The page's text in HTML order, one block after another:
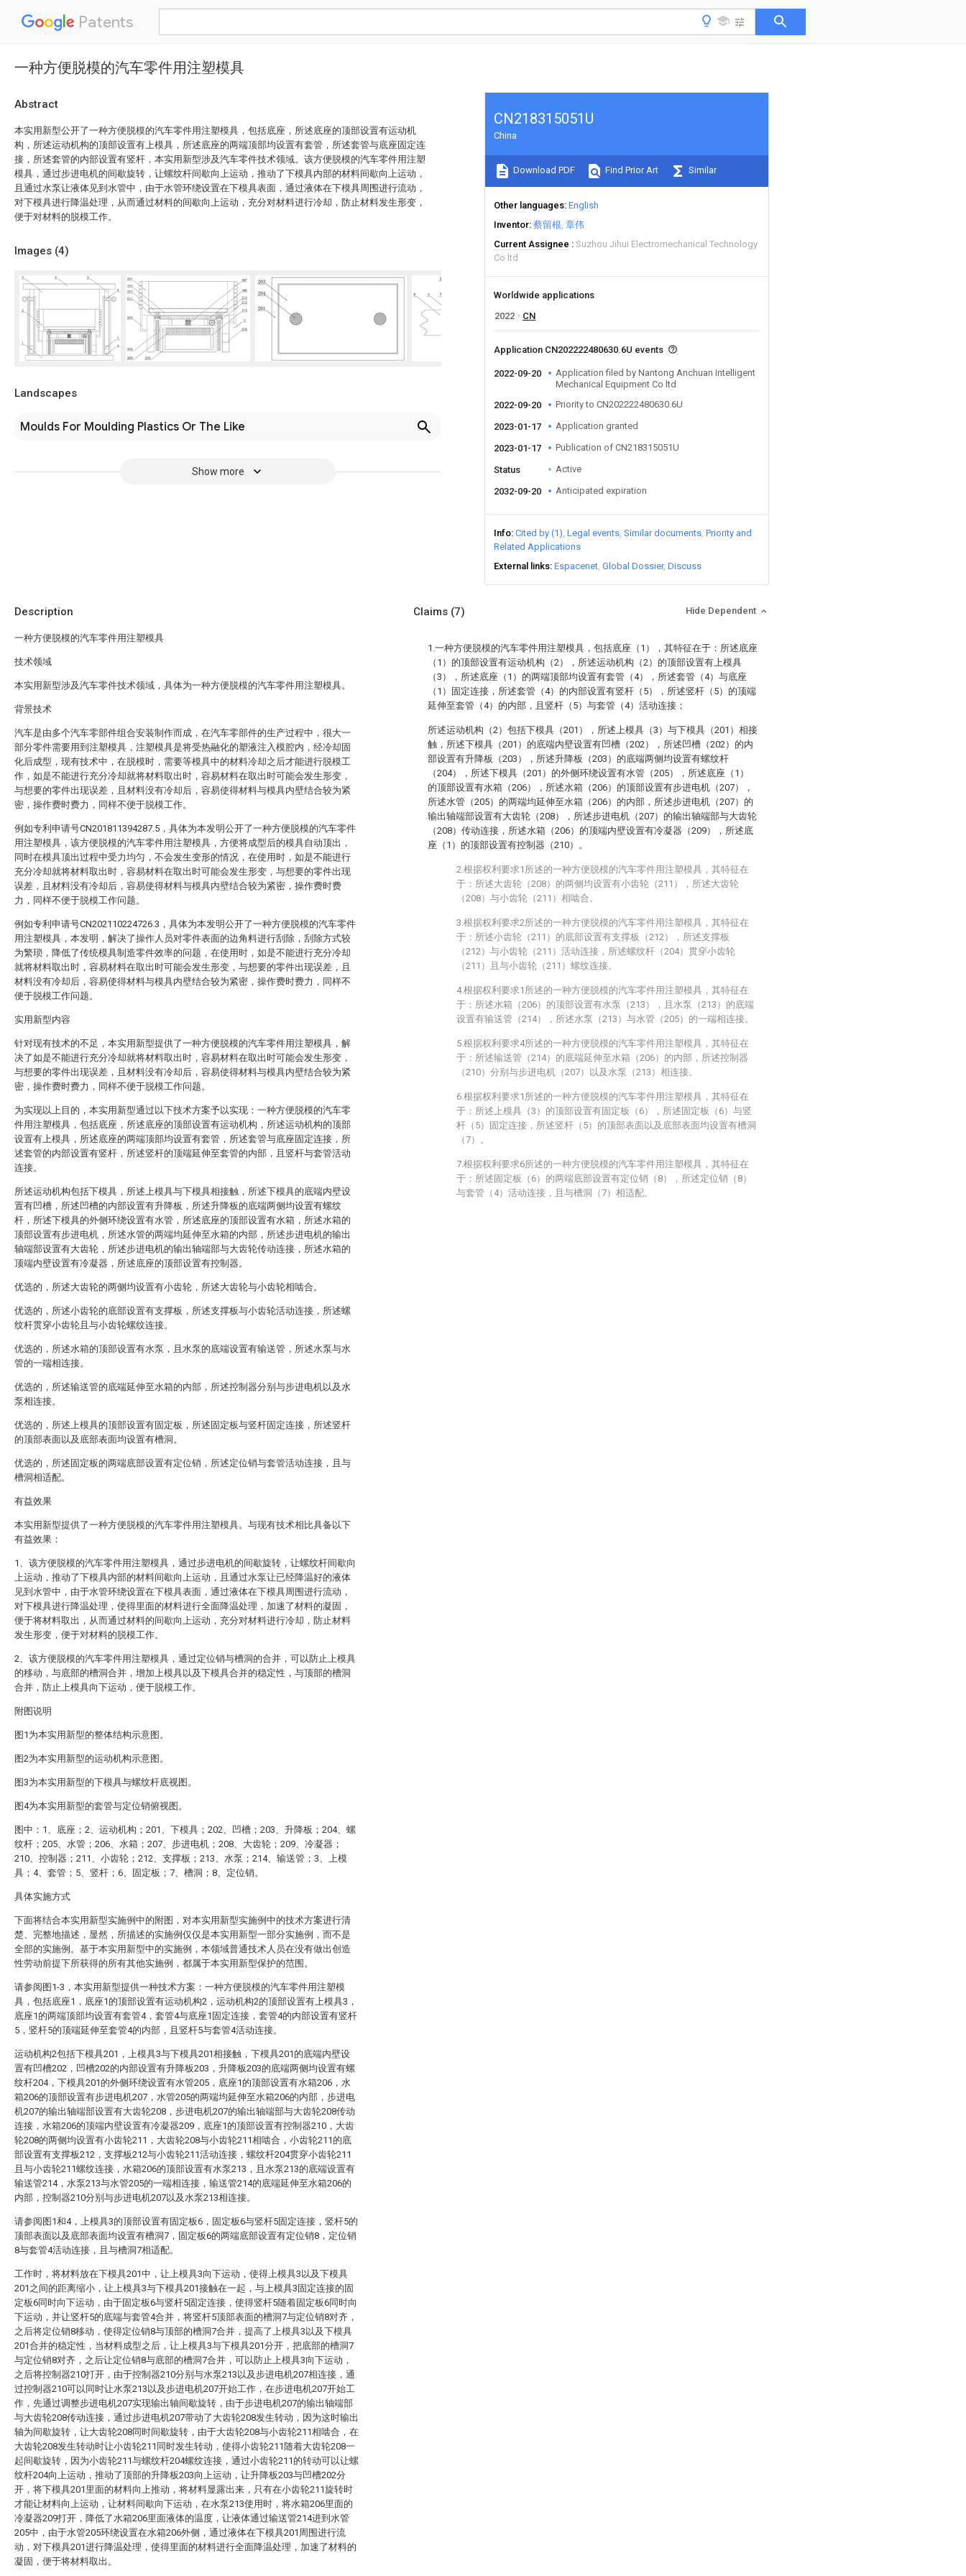
Patents
一种方便脱模的汽车零件用注塑模具
Abstract
本实用新型公开了一种方便脱模的汽车零件用注塑模具，包括底座，所述底座的顶部设置有运动机
构，所述运动机构的顶部设置有上模具，所述底座的两端顶部均设置有套管，所述套管与底座固定连
接，所述套管的内部设置有竖杆，本实用新型涉及汽车零件技术领域。该方便脱模的汽车零件用注塑
模具，通过步进电机的间歇旋转，让螺纹杆间歇向上运动，推动了下模具内部的材料间歇向上运动，
且通过水泵让液体见到水管中，由于水管环绕设置在下模具表面，通过液体在下模具周围进行流动，
对下模具进行降温处理，从而通过材料的间歇向上运动，充分对材料进行冷却，防止材料发生形变，
便于对材料的脱模工作。
Images (4)
Landscapes
Moulds For Moulding Plastics Or The Like
Show more
CN218315051U
China
Download PDF Find Prior Art Similar
Other languages English
Inventor 蔡留根 章伟
Current Assignee
Suzhou Jihui Electromechanical Technology
Co ltd
Worldwide applications
2022
CN
Application CN202222480630.6U events
2022-09-20
Application filed by Nantong Anchuan Intelligent
Mechanical Equipment Co ltd
2022-09-20
Priority to CN202222480630.6U
2023-01-17 Application granted
2023-01-17 Publication of CN218315051U
Status Active
2032-09-20 Anticipated expiration
Info Cited by (1) Legal events Similar documents Priority and
Related Applications
External links Espacenet Global Dossier Discuss
Description
一种方便脱模的汽车零件用注塑模具
技术领域
本实用新型涉及汽车零件技术领域，具体为一种方便脱模的汽车零件用注塑模具。
背景技术
汽车是由多个汽车零部件组合安装制作而成，在汽车零部件的生产过程中，很大一
部分零件需要用到注塑模具，注塑模具是将受热融化的塑液注入模腔内，经冷却固
化后成型，现有技术中，在脱模时，需要等模具中的材料冷却之后才能进行脱模工
作，如是不能进行充分冷却就将材料取出时，容易材料在取出时可能会发生形变，
与想要的零件出现误差，且材料没有冷却后，容易使得材料与模具内壁结合较为紧
密，操作费时费力，同样不便于脱模工作。
例如专利申请号CN201811394287.5，具体为本发明公开了一种方便脱模的汽车零件
用注塑模具，该方便脱模的汽车零件用注塑模具，方便将成型后的模具自动顶出，
同时在模具顶出过程中受力均匀，不会发生变形的情况，在使用时，如是不能进行
充分冷却就将材料取出时，容易材料在取出时可能会发生形变，与想要的零件出现
误差，且材料没有冷却后，容易使得材料与模具内壁结合较为紧密，操作费时费
力，同样不便于脱模工作问题。
例如专利申请号CN202110224726.3，具体为本发明公开了一种方便脱模的汽车零件
用注塑模具，本发明，解决了操作人员对零件表面的边角料进行刮除，刮除方式较
为繁琐，降低了传统模具制造零件效率的问题，在使用时，如是不能进行充分冷却
就将材料取出时，容易材料在取出时可能会发生形变，与想要的零件出现误差，且
材料没有冷却后，容易使得材料与模具内壁结合较为紧密，操作费时费力，同样不
便于脱模工作问题。
实用新型内容
针对现有技术的不足，本实用新型提供了一种方便脱模的汽车零件用注塑模具，解
决了如是不能进行充分冷却就将材料取出时，容易材料在取出时可能会发生形变，
与想要的零件出现误差，且材料没有冷却后，容易使得材料与模具内壁结合较为紧
密，操作费时费力，同样不便于脱模工作问题。
为实现以上目的，本实用新型通过以下技术方案予以实现：一种方便脱模的汽车零
件用注塑模具，包括底座，所述底座的顶部设置有运动机构，所述运动机构的顶部
设置有上模具，所述底座的两端顶部均设置有套管，所述套管与底座固定连接，所
述套管的内部设置有竖杆，所述竖杆的顶端延伸至套管的内部，且竖杆与套管活动
连接。
所述运动机构包括下模具，所述上模具与下模具相接触，所述下模具的底端内壁设
置有凹槽，所述凹槽的内部设置有升降板，所述升降板的底端两侧均设置有螺纹
杆，所述下模具的外侧环绕设置有水管，所述底座的顶部设置有水箱，所述水箱的
顶部设置有步进电机，所述水管的两端均延伸至水箱的内部，所述步进电机的输出
轴端部设置有大齿轮，所述步进电机的输出轴端部与大齿轮传动连接，所述水箱的
顶端内壁设置有冷凝器，所述底座的顶部设置有控制器。
优选的，所述大齿轮的两侧均设置有小齿轮，所述大齿轮与小齿轮相啮合。
优选的，所述小齿轮的底部设置有支撑板，所述支撑板与小齿轮活动连接，所述螺
纹杆贯穿小齿轮且与小齿轮螺纹连接。
优选的，所述水箱的顶部设置有水泵，且水泵的底端设置有输送管，所述水泵与水
管的一端相连接。
优选的，所述输送管的底端延伸至水箱的内部，所述控制器分别与步进电机以及水
泵相连接。
优选的，所述上模具的顶部设置有固定板，所述固定板与竖杆固定连接，所述竖杆
的顶部表面以及底部表面均设置有槽洞。
优选的，所述固定板的两端底部设置有定位销，所述定位销与套管活动连接，且与
槽洞相适配。
有益效果
本实用新型提供了一种方便脱模的汽车零件用注塑模具。与现有技术相比具备以下
有益效果：
1、该方便脱模的汽车零件用注塑模具，通过步进电机的间歇旋转，让螺纹杆间歇向
上运动，推动了下模具内部的材料间歇向上运动，且通过水泵让已经降温好的液体
见到水管中，由于水管环绕设置在下模具表面，通过液体在下模具周围进行流动，
对下模具进行降温处理，使得里面的材料进行全面降温处理，加速了材料的凝固，
便于将材料取出，从而通过材料的间歇向上运动，充分对材料进行冷却，防止材料
发生形变，便于对材料的脱模工作。
2、该方便脱模的汽车零件用注塑模具，通过定位销与槽洞的合并，可以防止上模具
的移动，与底部的槽洞合并，增加上模具以及下模具合并的稳定性，与顶部的槽洞
合并，防止上模具向下运动，便于脱模工作。
附图说明
图1为本实用新型的整体结构示意图。
图2为本实用新型的运动机构示意图。
图3为本实用新型的下模具与螺纹杆底视图。
图4为本实用新型的套管与定位销俯视图。
图中：1、底座；2、运动机构；201、下模具；202、凹槽；203、升降板；204、螺
纹杆；205、水管；206、水箱；207、步进电机；208、大齿轮；209、冷凝器；
210、控制器；211、小齿轮；212、支撑板；213、水泵；214、输送管；3、上模
具；4、套管；5、竖杆；6、固定板；7、槽洞；8、定位销。
具体实施方式
下面将结合本实用新型实施例中的附图，对本实用新型实施例中的技术方案进行清
楚、完整地描述，显然，所描述的实施例仅仅是本实用新型一部分实施例，而不是
全部的实施例。基于本实用新型中的实施例，本领域普通技术人员在没有做出创造
性劳动前提下所获得的所有其他实施例，都属于本实用新型保护的范围。
请参阅图1-3，本实用新型提供一种技术方案：一种方便脱模的汽车零件用注塑模
具，包括底座1，底座1的顶部设置有运动机构2，运动机构2的顶部设置有上模具3，
底座1的两端顶部均设置有套管4，套管4与底座1固定连接，套管4的内部设置有竖杆
5，竖杆5的顶端延伸至套管4的内部，且竖杆5与套管4活动连接。
运动机构2包括下模具201，上模具3与下模具201相接触，下模具201的底端内壁设
置有凹槽202，凹槽202的内部设置有升降板203，升降板203的底端两侧均设置有螺
纹杆204，下模具201的外侧环绕设置有水管205，底座1的顶部设置有水箱206，水
箱206的顶部设置有步进电机207，水管205的两端均延伸至水箱206的内部，步进电
机207的输出轴端部设置有大齿轮208，步进电机207的输出轴端部与大齿轮208传动
连接，水箱206的顶端内壁设置有冷凝器209，底座1的顶部设置有控制器210，大齿
轮208的两侧均设置有小齿轮211，大齿轮208与小齿轮211相啮合，小齿轮211的底
部设置有支撑板212，支撑板212与小齿轮211活动连接，螺纹杆204贯穿小齿轮211
且与小齿轮211螺纹连接，水箱206的顶部设置有水泵213，且水泵213的底端设置有
输送管214，水泵213与水管205的一端相连接，输送管214的底端延伸至水箱206的
内部，控制器210分别与步进电机207以及水泵213相连接。
请参阅图1和4，上模具3的顶部设置有固定板6，固定板6与竖杆5固定连接，竖杆5的
顶部表面以及底部表面均设置有槽洞7，固定板6的两端底部设置有定位销8，定位销
8与套管4活动连接，且与槽洞7相适配。
工作时，将材料放在下模具201中，让上模具3向下运动，使得上模具3以及下模具
201之间的距离缩小，让上模具3与下模具201接触在一起，与上模具3固定连接的固
定板6同时向下运动，由于固定板6与竖杆5固定连接，使得竖杆5随着固定板6同时向
下运动，并让竖杆5的底端与套管4合并，将竖杆5顶部表面的槽洞7与定位销8对齐，
之后将定位销8移动，使得定位销8与顶部的槽洞7合并，提高了上模具3以及下模具
201合并的稳定性，当材料成型之后，让上模具3与下模具201分开，把底部的槽洞7
与定位销8对齐，之后让定位销8与底部的槽洞7合并，可以防止上模具3向下运动，
之后将控制器210打开，由于控制器210分别与水泵213以及步进电机207相连接，通
过控制器210可以同时让水泵213以及步进电机207开始工作，在步进电机207开始工
作，先通过调整步进电机207实现输出轴间歇旋转，由于步进电机207的输出轴端部
与大齿轮208传动连接，通过步进电机207带动了大齿轮208发生转动，因为这时输出
轴为间歇旋转，让大齿轮208同时间歇旋转，由于大齿轮208与小齿轮211相啮合，在
大齿轮208发生转动时让小齿轮211同时发生转动，使得小齿轮211随着大齿轮208一
起间歇旋转，因为小齿轮211与螺纹杆204螺纹连接，通过小齿轮211的转动可以让螺
纹杆204向上运动，推动了顶部的升降板203向上运动，让升降板203与凹槽202分
开，将下模具201里面的材料向上推动，将材料显露出来，只有在小齿轮211旋转时
才能让材料向上运动，让材料间歇向下运动，在水泵213使用时，将水箱206里面的
冷凝器209打开，降低了水箱206里面液体的温度，让液体通过输送管214进到水管
205中，由于水管205环绕设置在水箱206外侧，通过液体在下模具201周围进行流
动，对下模具201进行降温处理，使得里面的材料进行全面降温处理，加速了材料的
凝固，便于将材料取出。
Claims (7) Hide Dependent
1.一种方便脱模的汽车零件用注塑模具，包括底座（1），其特征在于：所述底座
（1）的顶部设置有运动机构（2），所述运动机构（2）的顶部设置有上模具
（3），所述底座（1）的两端顶部均设置有套管（4），所述套管（4）与底座
（1）固定连接，所述套管（4）的内部设置有竖杆（5），所述竖杆（5）的顶端
延伸至套管（4）的内部，且竖杆（5）与套管（4）活动连接；
所述运动机构（2）包括下模具（201），所述上模具（3）与下模具（201）相接
触，所述下模具（201）的底端内壁设置有凹槽（202），所述凹槽（202）的内
部设置有升降板（203），所述升降板（203）的底端两侧均设置有螺纹杆
（204），所述下模具（201）的外侧环绕设置有水管（205），所述底座（1）
的顶部设置有水箱（206），所述水箱（206）的顶部设置有步进电机（207），
所述水管（205）的两端均延伸至水箱（206）的内部，所述步进电机（207）的
输出轴端部设置有大齿轮（208），所述步进电机（207）的输出轴端部与大齿轮
（208）传动连接，所述水箱（206）的顶端内壁设置有冷凝器（209），所述底
座（1）的顶部设置有控制器（210）。
2.根据权利要求1所述的一种方便脱模的汽车零件用注塑模具，其特征在
于：所述大齿轮（208）的两侧均设置有小齿轮（211），所述大齿轮
（208）与小齿轮（211）相啮合。
3.根据权利要求2所述的一种方便脱模的汽车零件用注塑模具，其特征在
于：所述小齿轮（211）的底部设置有支撑板（212），所述支撑板
（212）与小齿轮（211）活动连接，所述螺纹杆（204）贯穿小齿轮
（211）且与小齿轮（211）螺纹连接。
4.根据权利要求1所述的一种方便脱模的汽车零件用注塑模具，其特征在
于：所述水箱（206）的顶部设置有水泵（213），且水泵（213）的底端
设置有输送管（214），所述水泵（213）与水管（205）的一端相连接。
5.根据权利要求4所述的一种方便脱模的汽车零件用注塑模具，其特征在
于：所述输送管（214）的底端延伸至水箱（206）的内部，所述控制器
（210）分别与步进电机（207）以及水泵（213）相连接。
6.根据权利要求1所述的一种方便脱模的汽车零件用注塑模具，其特征在
于：所述上模具（3）的顶部设置有固定板（6），所述固定板（6）与竖
杆（5）固定连接，所述竖杆（5）的顶部表面以及底部表面均设置有槽洞
（7）。
7.根据权利要求6所述的一种方便脱模的汽车零件用注塑模具，其特征在
于：所述固定板（6）的两端底部设置有定位销（8），所述定位销（8）
与套管（4）活动连接，且与槽洞（7）相适配。